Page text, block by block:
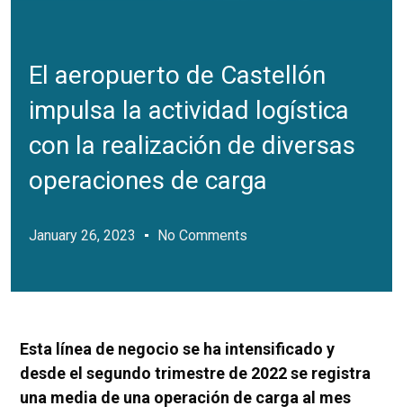
El aeropuerto de Castellón
impulsa la actividad logística
con la realización de diversas
operaciones de carga
January 26, 2023 No Comments
Esta línea de negocio se ha intensificado y
desde el segundo trimestre de 2022 se registra
una media de una operación de carga al mes